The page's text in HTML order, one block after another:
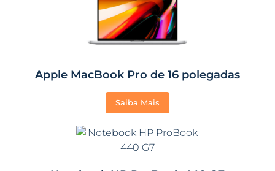
Apple MacBook Pro de 16 polegadas
Saiba Mais